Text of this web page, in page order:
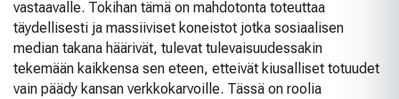
vastaavalle. Tokihan tämä on mahdotonta toteuttaa
täydellisesti ja massiiviset koneistot jotka sosiaalisen
median takana häärivät, tulevat tulevaisuudessakin
tekemään kaikkensa sen eteen, etteivät kiusalliset totuudet
vain päädy kansan verkkokarvoille. Tässä on roolia